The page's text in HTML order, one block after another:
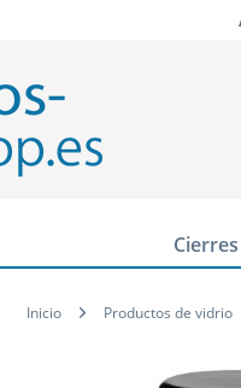
Inicio Productos de vidrio